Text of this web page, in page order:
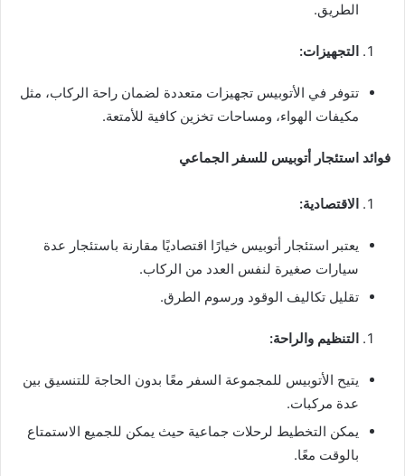
الطريق.
التجهيزات:
تتوفر في الأتوبيس تجهيزات متعددة لضمان راحة الركاب، مثل
مكيفات الهواء، ومساحات تخزين كافية للأمتعة.
فوائد استئجار أتوبيس للسفر الجماعي
الاقتصادية:
يعتبر استئجار أتوبيس خيارًا اقتصاديًا مقارنة باستئجار عدة
سيارات صغيرة لنفس العدد من الركاب.
تقليل تكاليف الوقود ورسوم الطرق.
التنظيم والراحة:
يتيح الأتوبيس للمجموعة السفر معًا بدون الحاجة للتنسيق بين
عدة مركبات.
يمكن التخطيط لرحلات جماعية حيث يمكن للجميع الاستمتاع
بالوقت معًا.